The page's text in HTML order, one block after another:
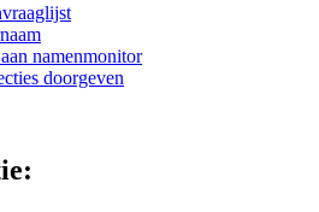
namenmonitor
doorgeven